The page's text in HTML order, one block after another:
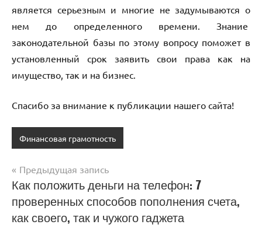
является серьезным и многие не задумываются о
нем до определенного времени. Знание
законодательной базы по этому вопросу поможет в
установленный срок заявить свои права как на
имущество, так и на бизнес.
Спасибо за внимание к публикации нашего сайта!
Финансовая грамотность
Навигация
по
записям
Предыдущая запись
Как положить деньги на телефон: 7
проверенных способов пополнения счета,
как своего, так и чужого гаджета